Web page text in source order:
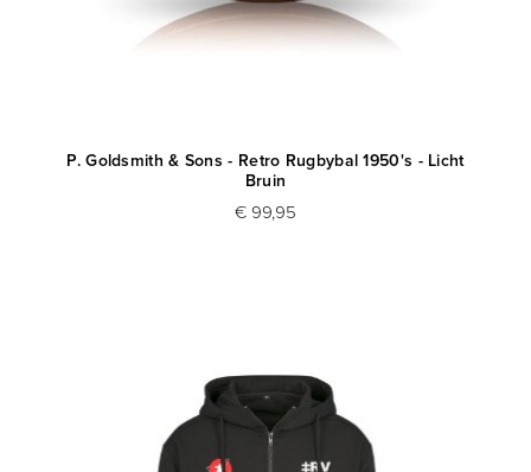
P. Goldsmith & Sons - Retro Rugbybal 1950's - Licht
Bruin
€ 99,95